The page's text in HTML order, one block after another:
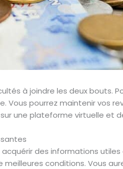
à joindre les deux bouts.
Vous pourrez maintenir vos
une plateforme virtuelle et
des informations
conditions. Vous